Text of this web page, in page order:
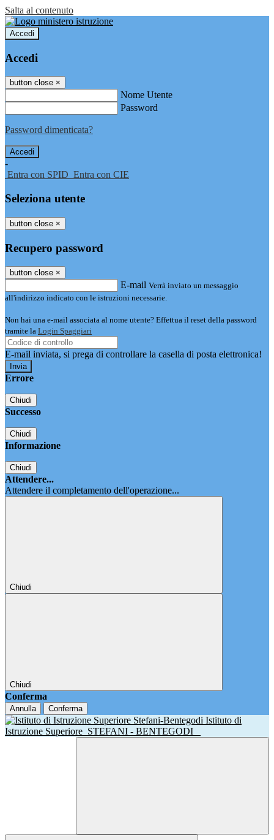
Salta al contenuto
Accedi
Accedi
button close ×
Nome Utente
Password
Password dimenticata?
-
Entra con SPID Entra con CIE
Seleziona utente
button close ×
Recupero password
button close ×
E-mail Verrà inviato un messaggio
all'indirizzo indicato con le istruzioni necessarie.
Non hai una e-mail associata al nome utente? Effettua il reset della password
tramite la Login Spaggiari
E-mail inviata, si prega di controllare la casella di posta elettronica!
Errore
Chiudi
Successo
Chiudi
Informazione
Chiudi
Attendere...
Attendere il completamento dell'operazione...
Chiudi
Chiudi
Conferma
Annulla Conferma
Istituto di
Istruzione Superiore STEFANI - BENTEGODI